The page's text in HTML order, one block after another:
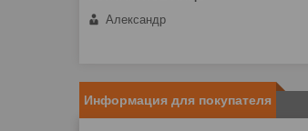
Александр
Информация для покупателя